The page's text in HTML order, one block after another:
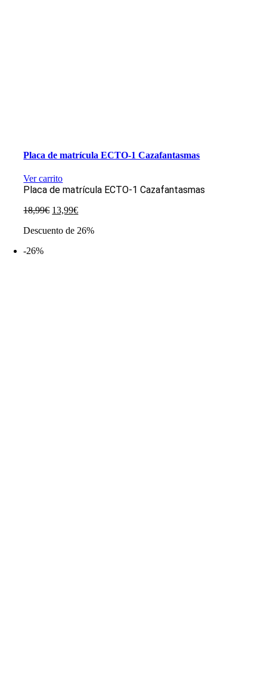
Placa de matrícula ECTO-1 Cazafantasmas
Ver carrito
Placa de matrícula ECTO-1 Cazafantasmas
18,99€ El
original
13,99€El
actual
Descuento de 26%
-26%